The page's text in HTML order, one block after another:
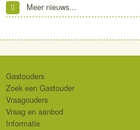
Meer nieuws...
Gastouders
Zoek een Gastouder
Vraagouders
Vraag en aanbod
Informatie